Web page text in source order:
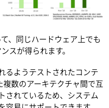
、同じハードウェア上でも
スが得られます。
るようテストされたコンテ
数のアーキテクチャ間で互
されているため、システム